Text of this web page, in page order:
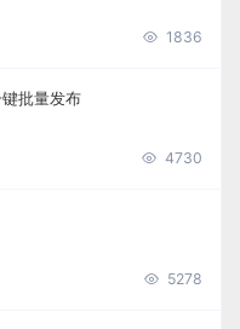
1836
批量发布
4730
5278